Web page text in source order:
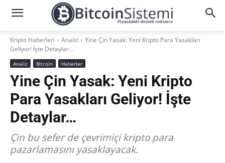
Kripto Haberleri Analiz
Yine Çin Yasak: Yeni Kripto Para Yasakları
Geliyor! İşte Detaylar…
Analiz Bitcoin Haberler
Yine Çin Yasak: Yeni Kripto
Para Yasakları Geliyor! İşte
Detaylar…
Çin bu sefer de çevrimiçi kripto para
pazarlamasını yasaklayacak.